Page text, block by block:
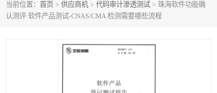
当前位置： 首页 > 供应商机 > 代码审计渗透测试 > 珠海软件功能确
认测评 软件产品测试-CNAS/CMA 检测需要哪些流程
信息安全风险评估 系统性能效率测试